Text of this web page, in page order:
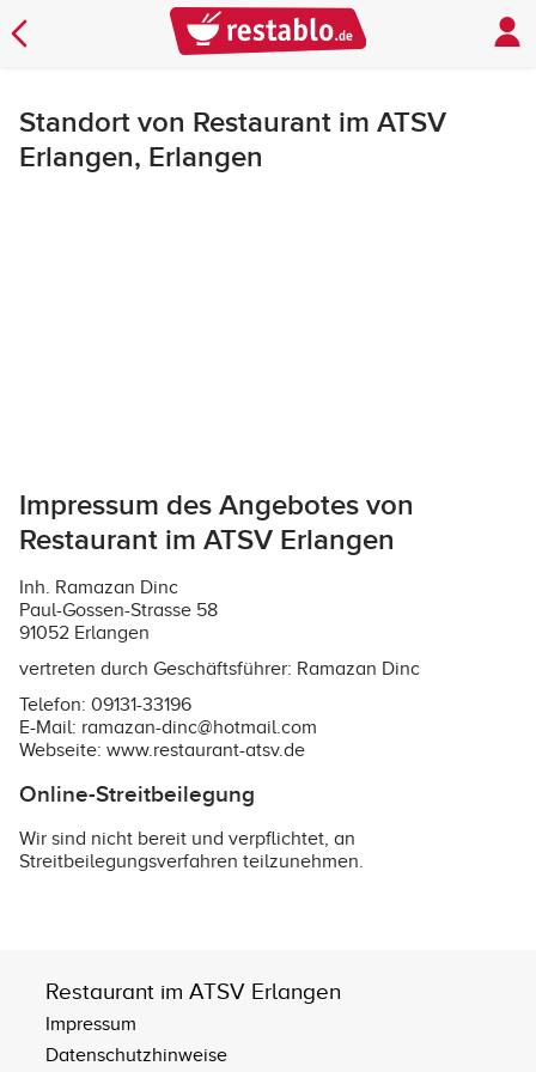
Standort von Restaurant im ATSV
Erlangen, Erlangen
Impressum des Angebotes von
Restaurant im ATSV Erlangen
Inh. Ramazan Dinc
Paul-Gossen-Strasse 58
91052 Erlangen
vertreten durch Geschäftsführer: Ramazan Dinc
Telefon: 09131-33196
E-Mail: ramazan-dinc@hotmail.com
Webseite: www.restaurant-atsv.de
Online-Streitbeilegung
Wir sind nicht bereit und verpflichtet, an
Streitbeilegungsverfahren teilzunehmen.
Restaurant im ATSV Erlangen
Impressum
Datenschutzhinweise